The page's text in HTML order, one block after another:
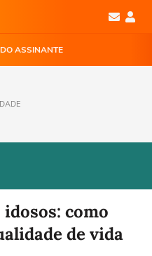
ASSINANTE
como
de vida